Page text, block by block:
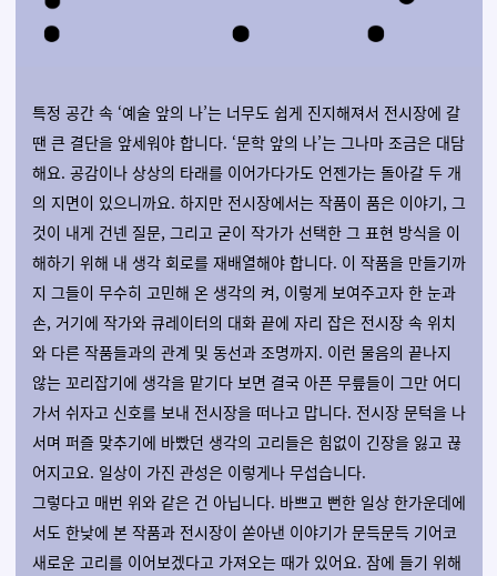
특정 공간 속 ‘예술 앞의 나’는 너무도 쉽게 진지해져서 전시장에 갈
땐 큰 결단을 앞세워야 합니다. ‘문학 앞의 나’는 그나마 조금은 대담
해요. 공감이나 상상의 타래를 이어가다가도 언젠가는 돌아갈 두 개
의 지면이 있으니까요. 하지만 전시장에서는 작품이 품은 이야기, 그
것이 내게 건넨 질문, 그리고 굳이 작가가 선택한 그 표현 방식을 이
해하기 위해 내 생각 회로를 재배열해야 합니다. 이 작품을 만들기까
지 그들이 무수히 고민해 온 생각의 켜, 이렇게 보여주고자 한 눈과
손, 거기에 작가와 큐레이터의 대화 끝에 자리 잡은 전시장 속 위치
와 다른 작품들과의 관계 및 동선과 조명까지. 이런 물음의 끝나지
않는 꼬리잡기에 생각을 맡기다 보면 결국 아픈 무릎들이 그만 어디
가서 쉬자고 신호를 보내 전시장을 떠나고 맙니다. 전시장 문턱을 나
서며 퍼즐 맞추기에 바빴던 생각의 고리들은 힘없이 긴장을 잃고 끊
어지고요. 일상이 가진 관성은 이렇게나 무섭습니다.
그렇다고 매번 위와 같은 건 아닙니다. 바쁘고 뻔한 일상 한가운데에
서도 한낮에 본 작품과 전시장이 쏟아낸 이야기가 문득문득 기어코
새로운 고리를 이어보겠다고 가져오는 때가 있어요. 잠에 들기 위해